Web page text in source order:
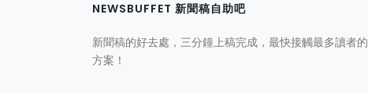
NEWSBUFFET 新聞稿自助吧
新聞稿的好去處，三分鐘上稿完成，最快接觸最多讀者的
方案！